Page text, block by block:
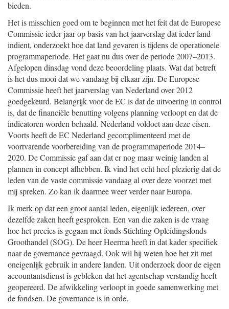
bieden.
Het is misschien goed om te beginnen met het feit dat de Europese
Commissie ieder jaar op basis van het jaarverslag dat ieder land
indient, onderzoekt hoe dat land gevaren is tijdens de operationele
programmaperiode. Het gaat nu dus over de periode 2007–2013.
Afgelopen dinsdag vond deze beoordeling plaats. Wat dat betreft
is het dus mooi dat we vandaag bij elkaar zijn. De Europese
Commissie heeft het jaarverslag van Nederland over 2012
goedgekeurd. Belangrijk voor de EC is dat de uitvoering in control
is, dat de financiële benutting volgens planning verloopt en dat de
indicatoren worden behaald. Nederland voldoet aan deze eisen.
Voorts heeft de EC Nederland gecomplimenteerd met de
voortvarende voorbereiding van de programmaperiode 2014–
2020. De Commissie gaf aan dat er nog maar weinig landen al
plannen in concept afhebben. Ik vind het echt heel plezierig dat de
leden van de vaste commissie vandaag al over deze voorzet met
mij spreken. Zo kan ik daarmee weer verder naar Europa.
Ik merk op dat een groot aantal leden, eigenlijk iedereen, over
dezelfde zaken heeft gesproken. Een van die zaken is de vraag
hoe het precies is gegaan met fonds Stichting Opleidingsfonds
Groothandel (SOG). De heer Heerma heeft in dat kader specifiek
naar de governance gevraagd. Ook wil hij weten hoe het zit met
oneigenlijk gebruik in andere landen. Uit onderzoek door de eigen
accountantsdienst is gebleken dat het agentschap verstandig heeft
geopereerd. De afwikkeling verloopt in goede samenwerking met
de fondsen. De governance is in orde.